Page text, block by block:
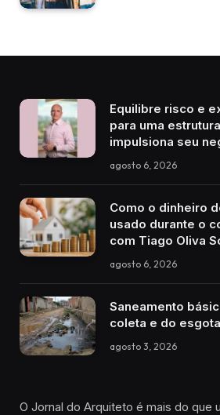
Equilibre risco e
para uma
impulsiona seu
agosto 6, 2026
Como o dinheiro
usado durante o
com Tiago Oliva
agosto 6, 2026
Saneamento
coleta e do
agosto 3, 2026
O Jornal do Arquiteto é mais do que